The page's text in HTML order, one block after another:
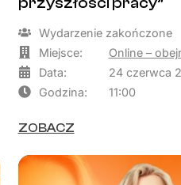
Wydarzenie zakończone
Miejsce:
Online –
Data:
24 czerwca
Godzina:
11:00
ZOBACZ